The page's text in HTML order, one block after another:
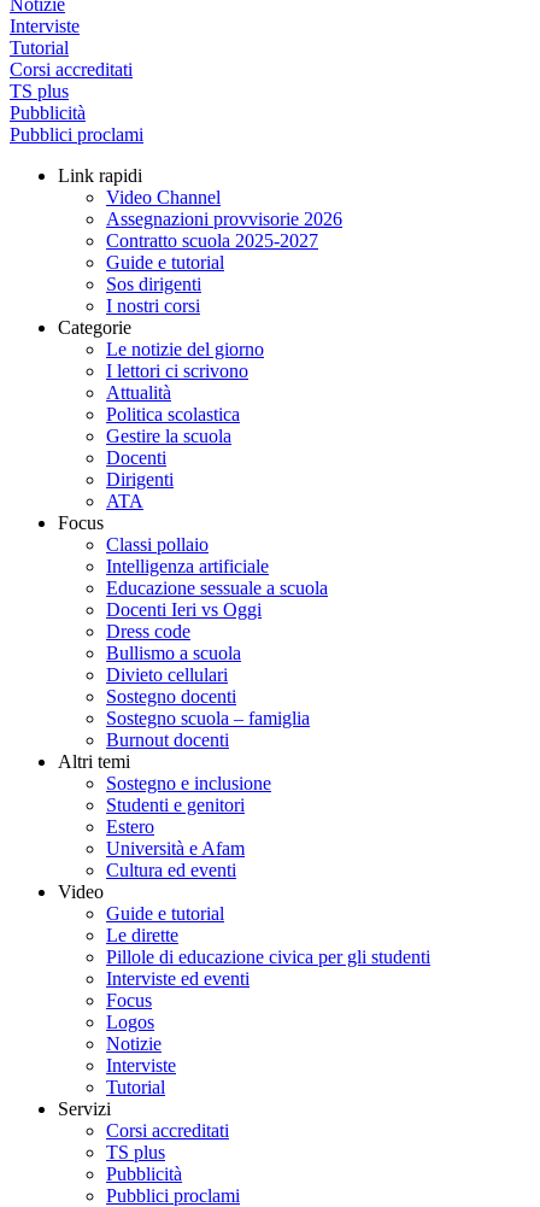
Notizie
Interviste
Tutorial
Corsi accreditati
TS plus
Pubblicità
Pubblici proclami
Link rapidi
Video Channel
Assegnazioni provvisorie 2026
Contratto scuola 2025-2027
Guide e tutorial
Sos dirigenti
I nostri corsi
Categorie
Le notizie del giorno
I lettori ci scrivono
Attualità
Politica scolastica
Gestire la scuola
Docenti
Dirigenti
ATA
Focus
Classi pollaio
Intelligenza artificiale
Educazione sessuale a scuola
Docenti Ieri vs Oggi
Dress code
Bullismo a scuola
Divieto cellulari
Sostegno docenti
Sostegno scuola – famiglia
Burnout docenti
Altri temi
Sostegno e inclusione
Studenti e genitori
Estero
Università e Afam
Cultura ed eventi
Video
Guide e tutorial
Le dirette
Pillole di educazione civica per gli studenti
Interviste ed eventi
Focus
Logos
Notizie
Interviste
Tutorial
Servizi
Corsi accreditati
TS plus
Pubblicità
Pubblici proclami